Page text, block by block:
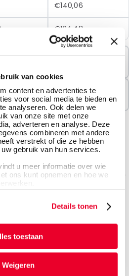
van cookies
content en advertenties te
voor social media te bieden en
analyseren. Ook delen we
van onze site met onze
adverteren en analyse. Deze
combineren met andere
verstrekt of die ze hebben
gebruik van hun services.
u meer informatie over wie
ons kunt opnemen en hoe we
Details tonen
toestaan
Weigeren
€140,06
€124,48
situatie in het Midden-Oosten
toeslag van 6% in rekening
van 60 ml, met geïntegreerde
en snel alternatief
zorgt het voor een
overdracht van urine naar
De bemonsteringsnaald
rubber, wat lekkage